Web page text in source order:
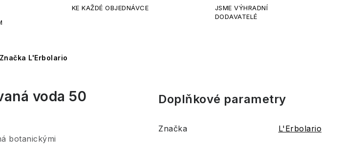
KE KAŽDÉ OBJEDNÁVCE
JSME VÝHRADNÍ
DODAVATELÉ
Značka L'Erbolario
voda 50
botanickými
Doplňkové parametry
Značka L'Erbolario